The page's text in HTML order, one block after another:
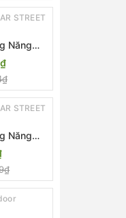
STREET
Năng
Cấp
STREET
Năng
Trời Tích
ZALAA